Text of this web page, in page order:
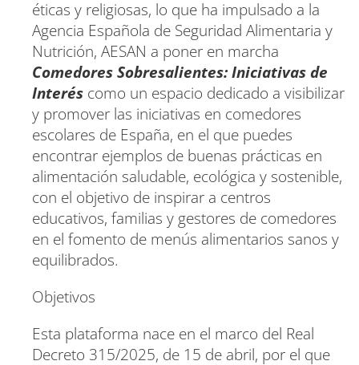
éticas y religiosas, lo que ha impulsado a la
Agencia Española de Seguridad Alimentaria y
Nutrición, AESAN a poner en marcha
Comedores Sobresalientes: Iniciativas de
Interés como un espacio dedicado a visibilizar
y promover las iniciativas en comedores
escolares de España, en el que puedes
encontrar ejemplos de buenas prácticas en
alimentación saludable, ecológica y sostenible,
con el objetivo de inspirar a centros
educativos, familias y gestores de comedores
en el fomento de menús alimentarios sanos y
equilibrados.
Objetivos
Esta plataforma nace en el marco del Real
Decreto 315/2025, de 15 de abril, por el que